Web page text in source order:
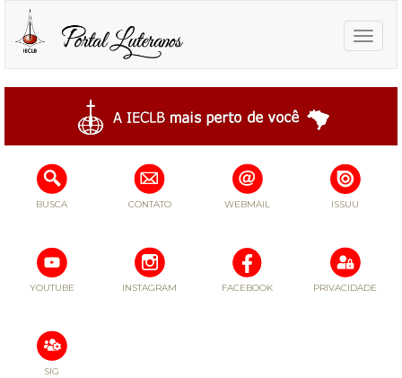
Toggle
BUSCA CONTATO WEBMAIL ISSUU
YOUTUBE INSTAGRAM FACEBOOK PRIVACIDADE
SIG